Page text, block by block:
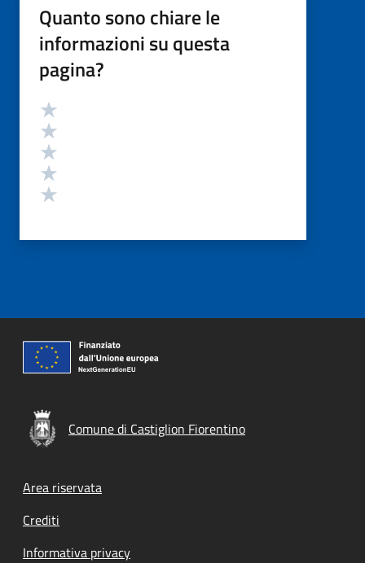
Quanto sono chiare le
informazioni su questa
pagina?
Valutazione
Comune di Castiglion Fiorentino
Footer menu
Area riservata
Crediti
Informativa privacy